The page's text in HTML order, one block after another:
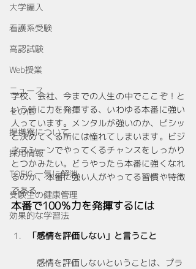
大学編入
看護系受験
高認試験
Web授業
ニュース
その他
提携寮について
採用情報
TOEIC 一気に解消
受験生の健康管理
効果的な学習法
学校、会社、今までの人生の中でここぞ！と
いう時に力を発揮する、いわゆる本番に強い
人っています。メンタルが強いのか、ビシッ
と決めてくる所には憧れてしまいます。ビジ
ネスシーンでやってくるチャンスをしっかり
とつかみたい。どうやったら本番に強くなれ
るのか、本番に強い人がやってる習慣や特徴
である。
本番で100％力を発揮するには
「感情を評価しない」と言うこと
感情を評価しないということは、プラ